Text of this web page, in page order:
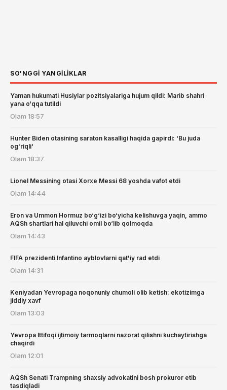
SO'NGGI YANGILIKLAR
Yaman hukumati Husiylar pozitsiyalariga hujum qildi: Marib shahri
yana o‘qqa tutildi
Olam 18:57
Hunter Biden otasining saraton kasalligi haqida gapirdi: 'Bu juda
og'riqli'
Olam 18:37
Lionel Messining otasi Xorxe Messi 68 yoshda vafot etdi
Olam 14:44
Eron va Ummon Hormuz bo‘g‘izi bo‘yicha kelishuvga yaqin, ammo
AQSh shartlari hal qiluvchi omil bo‘lib qolmoqda
Olam 14:43
FIFA prezidenti Infantino ayblovlarni qat'iy rad etdi
Olam 14:31
Keniyadan Yevropaga noqonuniy chumoli olib ketish: ekotizimga
jiddiy xavf
Olam 13:03
Yevropa Ittifoqi ijtimoiy tarmoqlarni nazorat qilishni kuchaytirishga
chaqirdi
Olam 12:01
AQSh Senati Trampning shaxsiy advokatini bosh prokuror etib
tasdiqladi